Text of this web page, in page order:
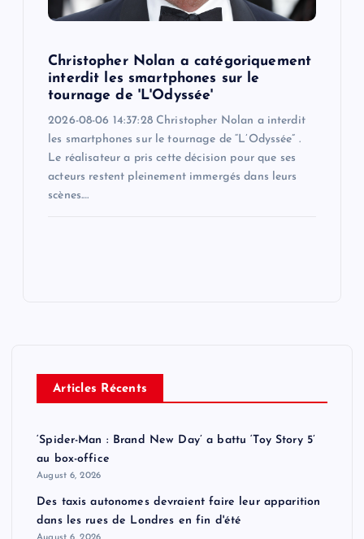
Christopher Nolan a catégoriquement
interdit les smartphones sur le
tournage de 'L'Odyssée'
2026-08-06 14:37:28 Christopher Nolan a interdit
les smartphones sur le tournage de “L’Odyssée” .
Le réalisateur a pris cette décision pour que ses
acteurs restent pleinement immergés dans leurs
scènes.…
Articles Récents
‘Spider-Man : Brand New Day’ a battu ‘Toy Story 5’
au box-office
August 6, 2026
Des taxis autonomes devraient faire leur apparition
dans les rues de Londres en fin d'été